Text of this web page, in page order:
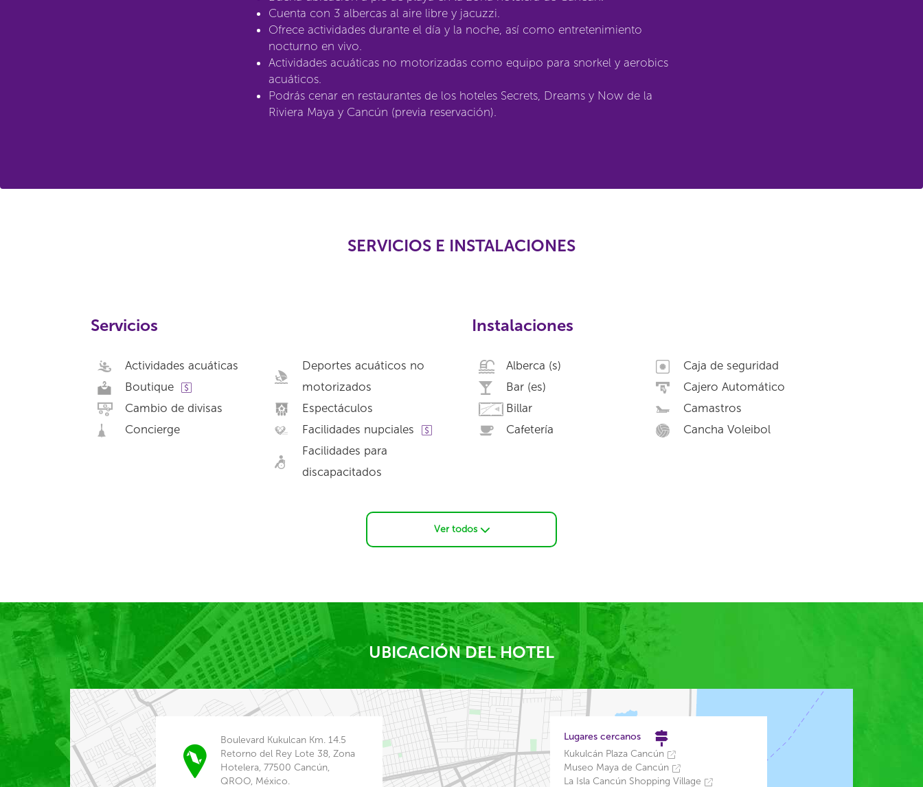
Cuenta con 3 albercas al aire libre y jacuzzi.
Ofrece actividades durante el día y la noche, así como entretenimiento
nocturno en vivo.
Actividades acuáticas no motorizadas como equipo para snorkel y aerobics
acuáticos.
Podrás cenar en restaurantes de los hoteles Secrets, Dreams y Now de la
Riviera Maya y Cancún (previa reservación).
SERVICIOS E INSTALACIONES
Servicios
Actividades acuáticas
Boutique
Cambio de divisas
Concierge
Deportes acuáticos no
motorizados
Espectáculos
Facilidades nupciales
Facilidades para
discapacitados
Instalaciones
Alberca (s)
Bar (es)
Billar
Cafetería
Caja de seguridad
Cajero Automático
Camastros
Cancha Voleibol
Ver todos
UBICACIÓN DEL HOTEL
Boulevard Kukulcan Km. 14.5
Retorno del Rey Lote 38, Zona
Hotelera, 77500 Cancún,
QROO, México.
Lugares cercanos
Kukulcán Plaza Cancún
Museo Maya de Cancún
La Isla Cancún Shopping Village